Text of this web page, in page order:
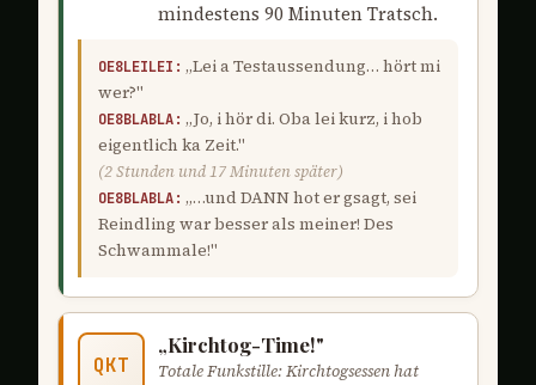
mindestens 90 Minuten Tratsch.
OE8LEILEI: „Lei a Testaussendung… hört mi
wer?"
OE8BLABLA: „Jo, i hör di. Oba lei kurz, i hob
eigentlich ka Zeit."
(2 Stunden und 17 Minuten später)
OE8BLABLA: „…und DANN hot er gsagt, sei
Reindling war besser als meiner! Des
Schwammale!"
QKT
„Kirchtog-Time!"
Totale Funkstille: Kirchtogsessen hat